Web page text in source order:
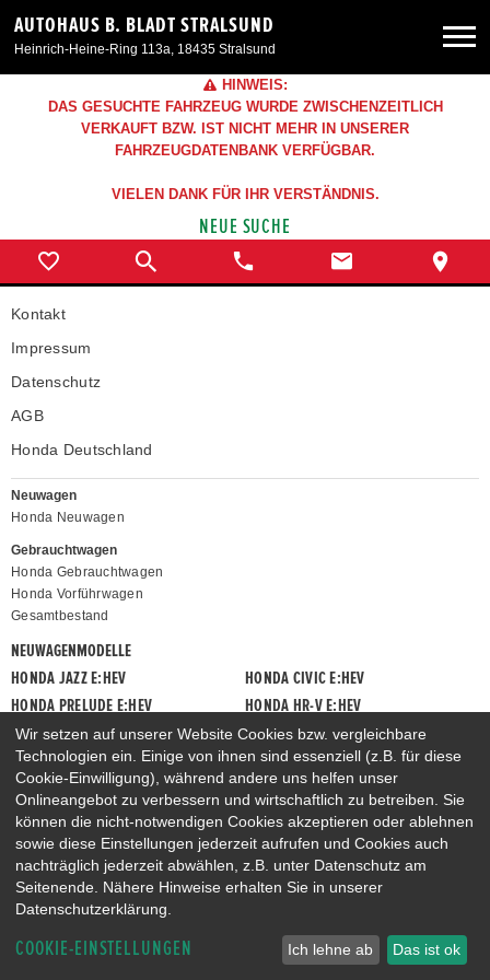
AUTOHAUS B. BLADT STRALSUND
Heinrich-Heine-Ring 113a, 18435 Stralsund
Neuwagen
Angebote
Service & Zubehör
Unser Autohaus
HINWEIS:
DAS GESUCHTE FAHRZEUG WURDE ZWISCHENZEITLICH
VERKAUFT BZW. IST NICHT MEHR IN UNSERER
FAHRZEUGDATENBANK VERFÜGBAR.
VIELEN DANK FÜR IHR VERSTÄNDNIS.
NEUE SUCHE
Kontakt
Impressum
Datenschutz
AGB
Honda Deutschland
Neuwagen
Honda Neuwagen
Gebrauchtwagen
Honda Gebrauchtwagen
Honda Vorführwagen
Gesamtbestand
NEUWAGENMODELLE
HONDA JAZZ E:HEV
HONDA CIVIC E:HEV
HONDA PRELUDE E:HEV
HONDA HR-V E:HEV
HONDA ZR-V E:HEV
HONDA CR-V E:HEV & E:PHEV
Wir setzen auf unserer Website Cookies bzw. vergleichbare
Technologien ein. Einige von ihnen sind essenziell (z.B. für diese
Cookie-Einwilligung), während andere uns helfen unser
Onlineangebot zu verbessern und wirtschaftlich zu betreiben. Sie
können die nicht-notwendigen Cookies akzeptieren oder ablehnen
sowie diese Einstellungen jederzeit aufrufen und Cookies auch
nachträglich jederzeit abwählen, z.B. unter Datenschutz am
Seitenende. Nähere Hinweise erhalten Sie in unserer
Datenschutzerklärung.
COOKIE-EINSTELLUNGEN Ich lehne ab Das ist ok